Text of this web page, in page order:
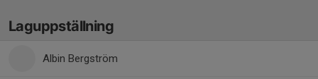
Laguppställning
Albin Bergström